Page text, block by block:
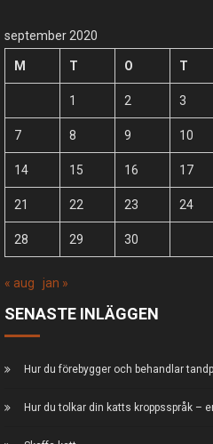
september 2020
M T O T
1 2 3
7 8 9 10
14 15 16 17
21 22 23 24
28 29 30
« aug jan »
SENASTE INLÄGGEN
Hur du förebygger och behandlar
Hur du tolkar din katts kroppsspråk –